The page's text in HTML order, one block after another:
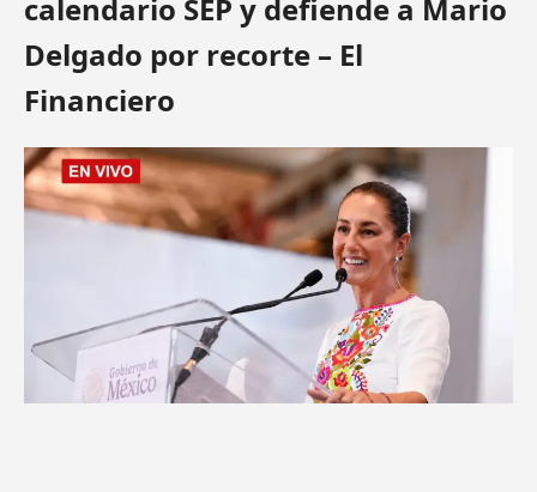
calendario SEP y defiende a Mario
Delgado por recorte – El
Financiero